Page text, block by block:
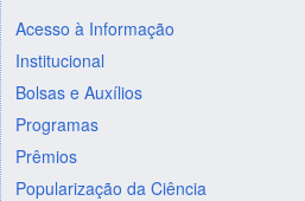
Acesso à Informação
Institucional
Bolsas e Auxílios
Programas
Prêmios
Popularização da Ciência